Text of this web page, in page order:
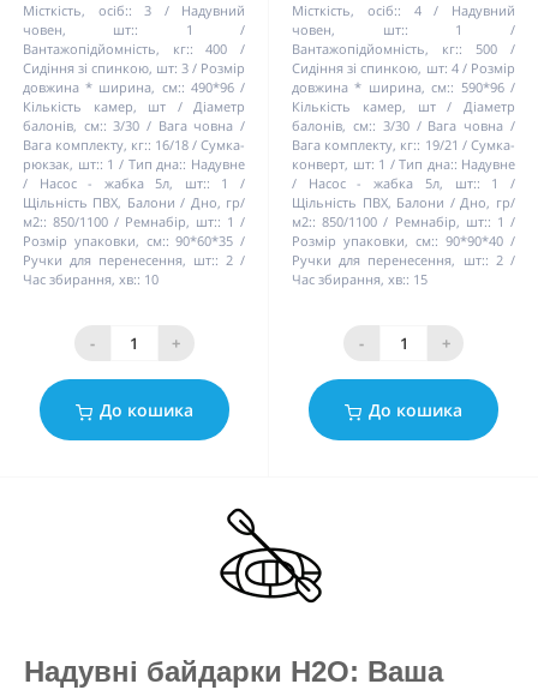
Місткість, осіб:: 3
Надувний
човен, шт::
1
Вантажопідйомність, кг::
400
Сидіння зі спинкою, шт: 3
Розмір
довжина * ширина, см:: 490*96
Кількість камер, шт / Діаметр
балонів, см:: 3/30
Вага човна /
Вага комплекту, кг:: 16/18
Сумка-
рюкзак, шт:: 1 Тип дна:: Надувне
Насос - жабка 5л, шт::
1
Щільність ПВХ, Балони / Дно, гр/
м2:: 850/1100 Ремнабір, шт:: 1
Розмір упаковки, см:: 90*60*35
Ручки для перенесення, шт:: 2
Час збирання, хв:: 10
- +
До кошика
Місткість, осіб:: 4
Надувний
човен, шт::
1
Вантажопідйомність, кг::
500
Сидіння зі спинкою, шт: 4
Розмір
довжина * ширина, см:: 590*96
Кількість камер, шт / Діаметр
балонів, см:: 3/30
Вага човна /
Вага комплекту, кг:: 19/21
Сумка-
конверт, шт: 1 Тип дна:: Надувне
Насос - жабка 5л, шт::
1
Щільність ПВХ, Балони / Дно, гр/
м2:: 850/1100 Ремнабір, шт:: 1
Розмір упаковки, см:: 90*90*40
Ручки для перенесення, шт:: 2
Час збирання, хв:: 15
- +
До кошика
Надувні байдарки H2O: Ваша